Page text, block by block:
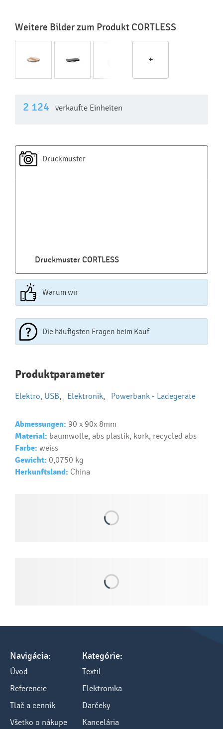
Weitere Bilder zum Produkt CORTLESS
+
2 124 verkaufte Einheiten
Druckmuster
Druckmuster CORTLESS
Warum wir
Die häufigsten Fragen beim Kauf
Najčastejšie otázky pri nákupe
reklamných predmetov
Ako realizujete potlač na reklamné premedy?
Ako si vybrať správny predmet?
Text...
Produktparameter
Elektro, USB Elektronik Powerbank - Ladegeräte
Abmessungen: 90 x 90x 8mm
Material: baumwolle, abs plastik, kork, recycled abs
Farbe: weiss
Gewicht: 0,0750 kg
Herkunftsland: China
Navigácia:
Úvod
Referencie
Tlač a cenník
Všetko o nákupe
Kategórie:
Textil
Elektronika
Darčeky
Kancelária